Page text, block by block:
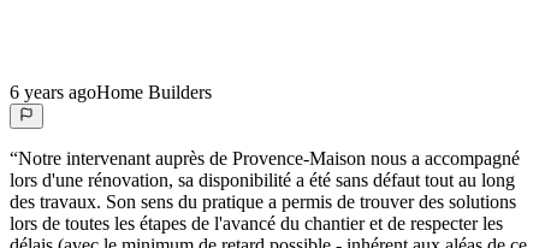
6 years agoHome Builders
“Notre intervenant auprès de Provence-Maison nous a accompagné
lors d'une rénovation, sa disponibilité a été sans défaut tout au long
des travaux. Son sens du pratique a permis de trouver des solutions
lors de toutes les étapes de l'avancé du chantier et de respecter les